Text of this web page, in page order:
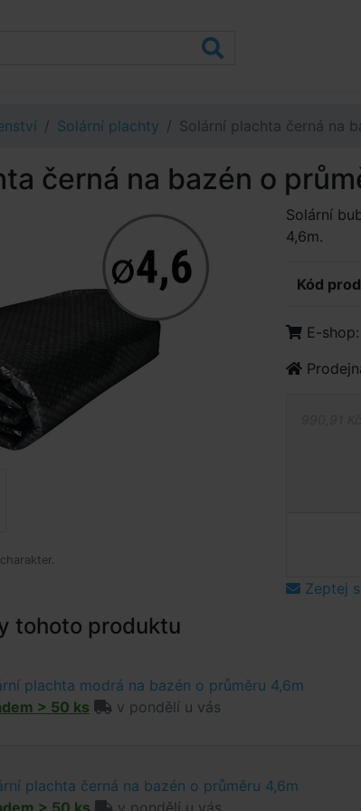
Solární plachty Solární plachta černá na
černá na bazén o
Solární
4,6m.
Kód
E-shop:
Zeptej
tohoto produktu
plachta modrá na bazén o průměru 4,6m
> 50 ks
v pondělí u vás
plachta černá na bazén o průměru 4,6m
> 50 ks
v pondělí u vás